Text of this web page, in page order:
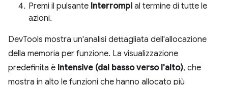
Premi il pulsante Interrompi al termine di tutte le
azioni.
DevTools mostra un'analisi dettagliata dell'allocazione
della memoria per funzione. La visualizzazione
predefinita è Intensive (dal basso verso l'alto), che
mostra in alto le funzioni che hanno allocato più